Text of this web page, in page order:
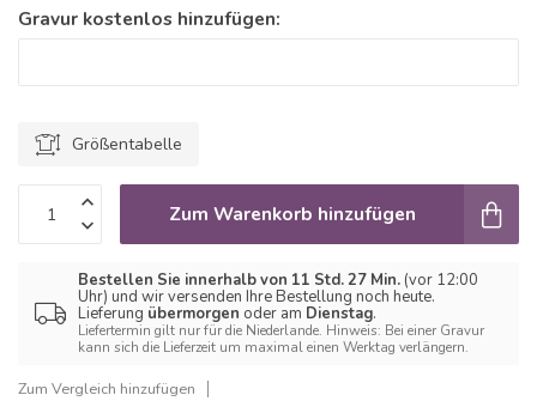
Gravur kostenlos hinzufügen:
Größentabelle
Zum Warenkorb hinzufügen
Bestellen Sie innerhalb von 11 Std. 27 Min. (vor 12:00
Uhr) und wir versenden Ihre Bestellung noch heute.
Lieferung übermorgen oder am Dienstag.
Liefertermin gilt nur für die Niederlande. Hinweis: Bei einer Gravur
kann sich die Lieferzeit um maximal einen Werktag verlängern.
Zum Vergleich hinzufügen